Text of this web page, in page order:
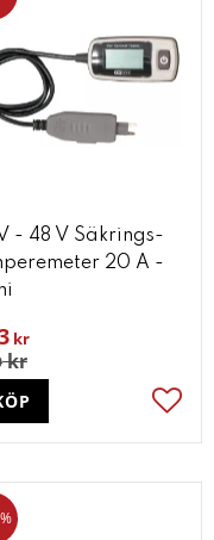
V - 48 V Säkrings-
20 A -
kr
kr
%